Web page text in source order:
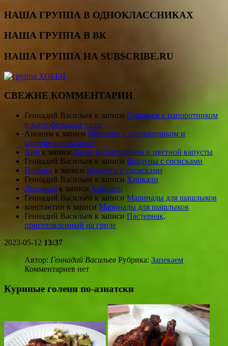
НАША ГРУППА В ОДНОКЛАССНИКАХ
НАША ГРУППА В ВК
НАША ГРУППА НА SUBSCRIBE.RU
СВЕЖИЕ КОММЕНТАРИИ
Геннадий Васильев к записи Пирожки с папоротником
и картофельным пюре
Аноним к записи Пирожки с папоротником и
картофельным пюре
Ани к записи Пюре из пастернака и цветной капусты
Геннадий Васильев к записи Колдуны с сосисками
Наталья к записи Колдуны с сосисками
Геннадий Васильев к записи Хинкали
Людмила к записи Хинкали
Геннадий Васильев к записи Маринады для шашлыков
константин к записи Маринады для шашлыков
Геннадий Васильев к записи Пастернак,
приготовленный на гриле
2023-05-12 13:37
Автор: Геннадий Васильев Рубрика: Запекаем
Комментариев нет
Куриные голени по-азиатски